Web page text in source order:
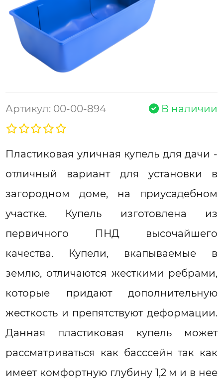
Артикул: 00-00-894 В наличии
Пластиковая уличная купель для дачи -
отличный вариант для установки в
загородном доме, на приусадебном
участке. Купель изготовлена из
первичного ПНД высочайшего
качества. Купели, вкапываемые в
землю, отличаются жесткими ребрами,
которые придают дополнительную
жесткость и препятствуют деформации.
Данная пластиковая купель может
рассматриваться как басссейн так как
имеет комфортную глубину 1,2 м и в нее